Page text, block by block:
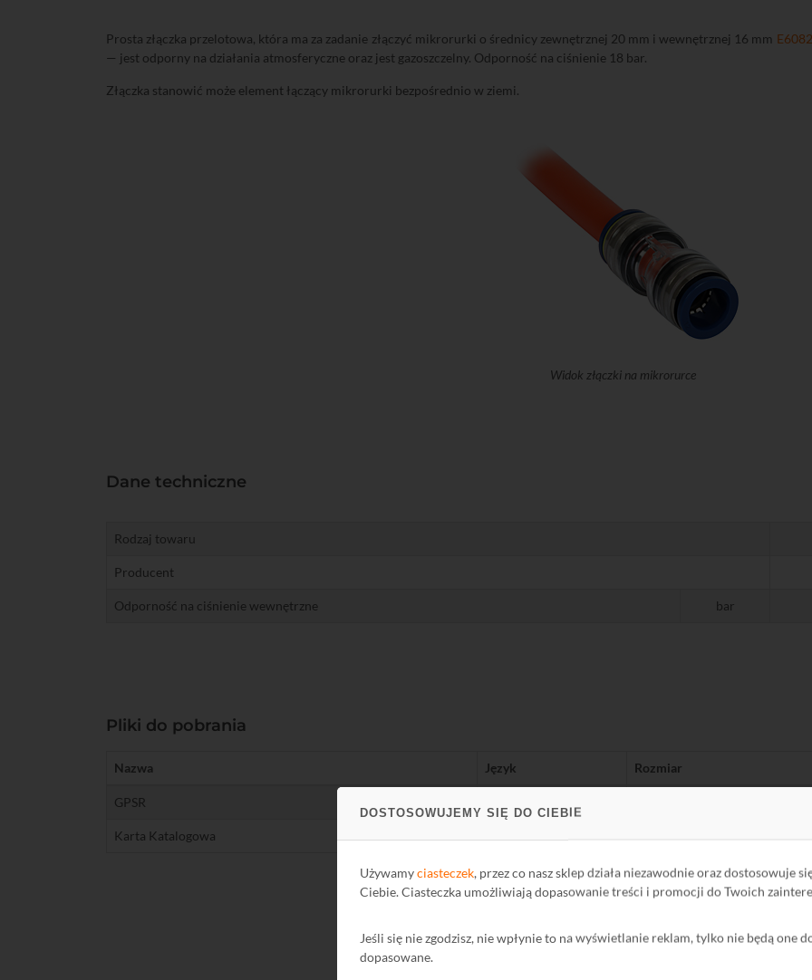
DOSTOSOWUJEMY SIĘ DO CIEBIE
Używamyciasteczek, przez co nasz sklep działa niezawodnie oraz dostosowuje
Ciebie. Ciasteczka umożliwiają dopasowanie treści i promocji do Twoich
Jeśli się nie zgodzisz, nie wpłynie to na wyświetlanie reklam, tylko nie będą one
dopasowane.
Prosta złączka przelotowa, która ma za zadanie złączyć mikrorurki o średnicy zewnętrznej 20 mm i wewnętrznej 16 mm
— jest odporny na działania atmosferyczne oraz jest gazoszczelny. Odporność na ciśnienie 18 bar.
Złączka stanowić może element łączący mikrorurki bezpośrednio w ziemi.
Widok złączki na mikrorurce
Dane techniczne
Rodzaj towaru
Producent
Odporność na ciśnienie wewnętrzne bar
Pliki do pobrania
Nazwa Język Rozmiar
GPSR
Karta Katalogowa